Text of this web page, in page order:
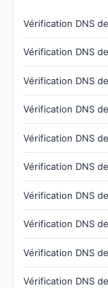
Vérification DNS
Vérification DNS
Vérification DNS
Vérification DNS
Vérification DNS
Vérification DNS
Vérification DNS
Vérification DNS
Vérification DNS
Vérification DNS